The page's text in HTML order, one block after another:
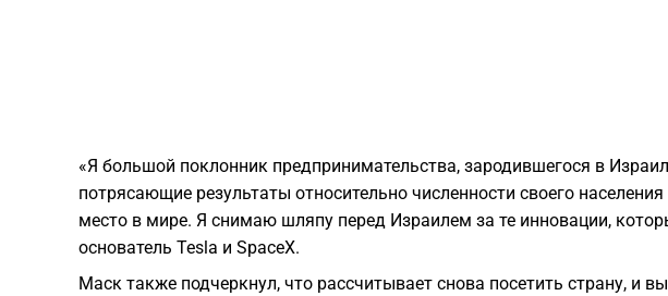
«Я большой поклонник предпринимательства, зародившегося в
потрясающие результаты относительно численности своего
место в мире. Я снимаю шляпу перед Израилем за те инновации,
основатель Tesla и SpaceX.
Маск также подчеркнул, что рассчитывает снова посетить страну, и